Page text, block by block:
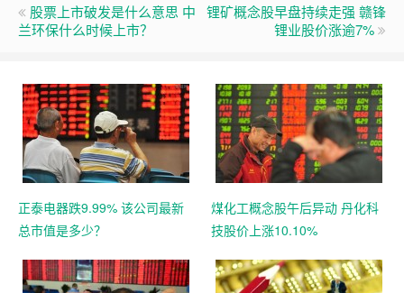
股票上市破发是什么意思 中
兰环保什么时候上市？
锂矿概念股早盘持续走强 赣锋
锂业股价涨逾7%
正泰电器跌9.99% 该公司最新
总市值是多少？
煤化工概念股午后异动 丹化科
技股价上涨10.10%